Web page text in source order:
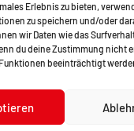
Erlebnis zu bieten,
zu speichern und/oder
wir Daten wie das
du deine Zustimmung nicht
beeinträchtigt